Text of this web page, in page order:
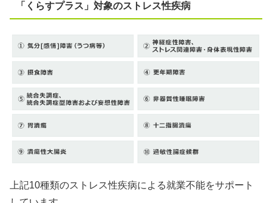
「くらすプラス」対象のストレス性疾病
上記10種類のストレス性疾病による就業不能をサポート